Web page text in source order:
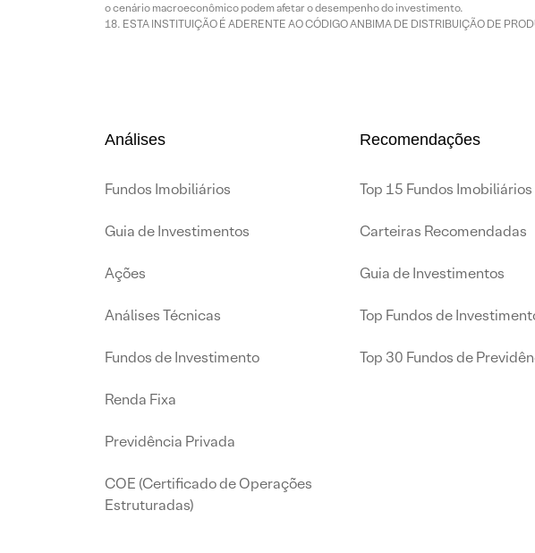
o cenário macroeconômico podem afetar o desempenho do investimento.
ESTA INSTITUIÇÃO É ADERENTE AO CÓDIGO ANBIMA DE DISTRIBUIÇÃO DE
Análises
Fundos Imobiliários
Guia de Investimentos
Ações
Análises Técnicas
Fundos de Investimento
Renda Fixa
Previdência Privada
COE (Certificado de Operações
Estruturadas)
Recomendações
Top 15 Fundos Imobiliários
Carteiras Recomendadas
Guia de Investimentos
Top Fundos de
Top 30 Fundos de